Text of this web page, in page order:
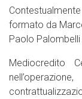
formato da
Paolo
Mediocredito